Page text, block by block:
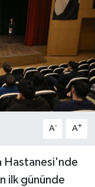
A- A+
Hastanesi'nde
ilk gününde